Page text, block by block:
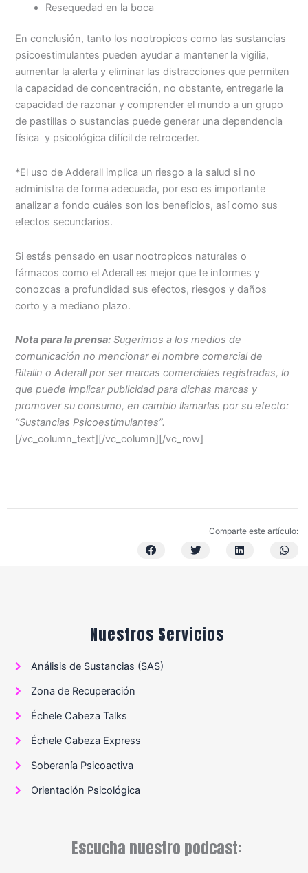
Resequedad en la boca
En conclusión, tanto los nootropicos como las sustancias
psicoestimulantes pueden ayudar a mantener la vigilia,
aumentar la alerta y eliminar las distracciones que permiten
la capacidad de concentración, no obstante, entregarle la
capacidad de razonar y comprender el mundo a un grupo
de pastillas o sustancias puede generar una dependencia
física y psicológica difícil de retroceder.
*El uso de Adderall implica un riesgo a la salud si no
administra de forma adecuada, por eso es importante
analizar a fondo cuáles son los beneficios, así como sus
efectos secundarios.
Si estás pensado en usar nootropicos naturales o
fármacos como el Aderall es mejor que te informes y
conozcas a profundidad sus efectos, riesgos y daños
corto y a mediano plazo.
Nota para la prensa: Sugerimos a los medios de
comunicación no mencionar el nombre comercial de
Ritalin o Aderall por ser marcas comerciales registradas, lo
que puede implicar publicidad para dichas marcas y
promover su consumo, en cambio llamarlas por su efecto:
“Sustancias Psicoestimulantes”.
[/vc_column_text][/vc_column][/vc_row]
Comparte este artículo:
Nuestros Servicios
Análisis de Sustancias (SAS)
Zona de Recuperación
Échele Cabeza Talks
Échele Cabeza Express
Soberanía Psicoactiva
Orientación Psicológica
Escucha nuestro podcast: